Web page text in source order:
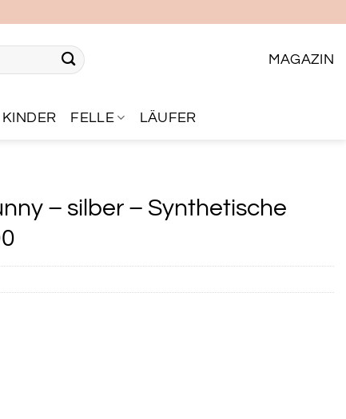
MAGAZIN
KINDER FELLE LÄUFER
– silber – Synthetische